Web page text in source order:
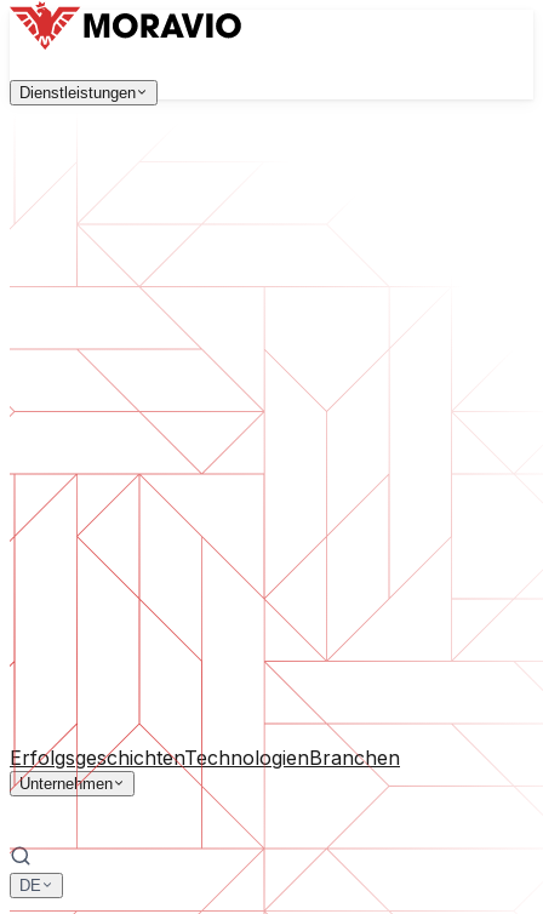
Dienstleistungen
Softwareentwicklung
Webanwendungen, die skalierbar, sicher und
Digitale Transformation
Digitalisieren Sie Ihr Unternehmen. Bereiten Sie sich auf
KI-Softwareentwicklung
Maßgeschneiderte KI-Tools, integriert in Ihre Prozesse.
Produktentwicklung
Von der Idee zum fertigen Produkt — Design,
Technische Due Diligence
Qualitätsbewertung und Risikoidentifikation in Ihrer
Software-Support
Laufende Wartung oder Rettung eines Projekts, das aus
Nach Unternehmensgröße
Für mittelständische Unternehmen
Alle Dienstleistungen
ErfolgsgeschichtenTechnologienBranchen
Unternehmen
DE
Alle Dienstleistungen→
English
Kontaktieren Sie uns